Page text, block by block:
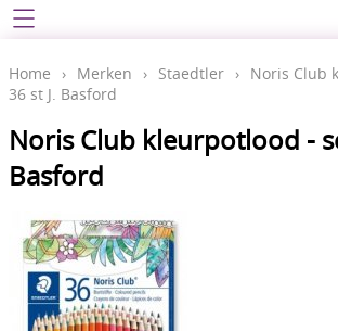
Webshop
Koopjeshoek
****Nieuw****
Workshop
Lijm - Tape - Magneten
Papier - karton - enveloppen
Kaarten maken - Scrapbook
Home
Contact
Mijn account
Video's
Blog
Home › Merken › Staedtler › Noris Club
36 st J. Basford
Noris Club kleurpotlood -
Basford